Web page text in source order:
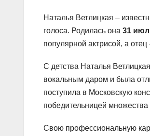
Наталья Ветлицкая –
голоса. Родилась она 31
популярной актрисой, а
С детства Наталья
вокальным даром и была
поступила в Московскую
победительницей
Свою профессиональную